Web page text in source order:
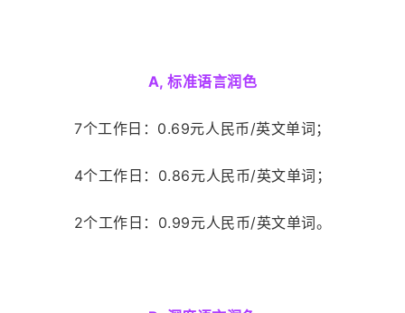
A, 标准语言润色
7个工作日：0.69元人民币/英文单词；
4个工作日：0.86元人民币/英文单词；
2个工作日：0.99元人民币/英文单词。